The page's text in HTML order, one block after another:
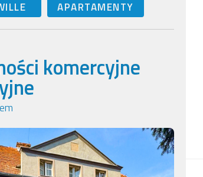
APARTAMENTY
komercyjne